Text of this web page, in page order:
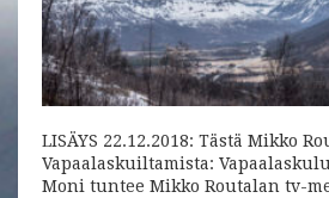
LISÄYS 22.12.2018: Tästä Mikko
Vapaalaskuiltamista:
Moni tuntee Mikko Routalan tv-